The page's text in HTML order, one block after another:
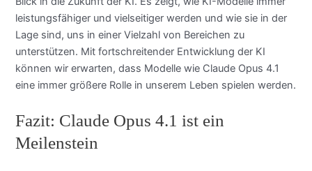
leistungsfähiger und vielseitiger werden und wie sie in der
Lage sind, uns in einer Vielzahl von Bereichen zu
unterstützen. Mit fortschreitender Entwicklung der KI
können wir erwarten, dass Modelle wie Claude Opus 4.1
eine immer größere Rolle in unserem Leben spielen werden.
Fazit: Claude Opus 4.1 ist ein
Meilenstein